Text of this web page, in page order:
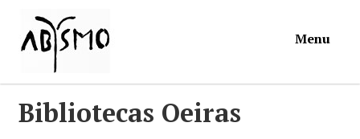
Ir
para
navegação
Saltar
para
conteúdo
Menu
Bibliotecas Oeiras